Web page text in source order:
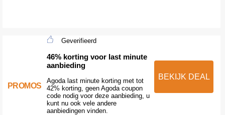
PROMOS
Geverifieerd
46% korting voor last minute
aanbieding
Agoda last minute korting met tot
42% korting, geen Agoda coupon
code nodig voor deze aanbieding, u
kunt nu ook vele andere
aanbiedingen vinden.
BEKIJK DEAL